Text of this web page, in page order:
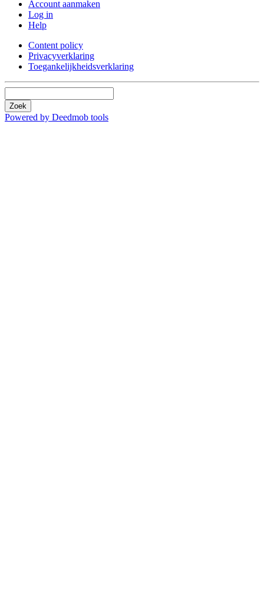
Account aanmaken
Log in
Help
Content policy
Privacyverklaring
Toegankelijkheidsverklaring
Zoek
Powered by Deedmob tools